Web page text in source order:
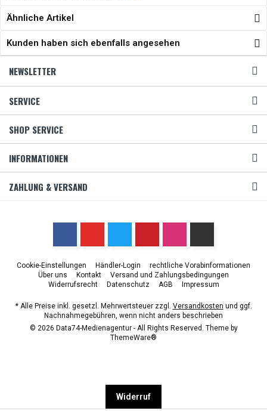
Ähnliche Artikel
Kunden haben sich ebenfalls angesehen
NEWSLETTER
SERVICE
SHOP SERVICE
INFORMATIONEN
ZAHLUNG & VERSAND
Cookie-Einstellungen Händler-Login
rechtliche Vorabinformationen
Über uns
Kontakt
Versand und Zahlungsbedingungen
Widerrufsrecht
Datenschutz AGB Impressum
* Alle Preise inkl. gesetzl. Mehrwertsteuer zzgl. Versandkosten und ggf.
Nachnahmegebühren, wenn nicht anders beschrieben
© 2026 Data74-Medienagentur - All Rights Reserved. Theme by
ThemeWare®
Widerruf